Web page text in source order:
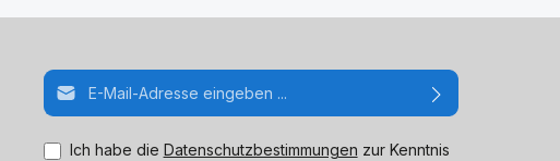
E-Mail-Adresse*
Ich habe die Datenschutzbestimmungen zur Kenntnis